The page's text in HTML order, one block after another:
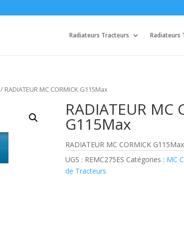
Radiateurs Tracteurs Radiateurs
/ RADIATEUR MC CORMICK G115Max
RADIATEUR MC
G115Max
RADIATEUR MC CORMICK G115Max
UGS : REMC275ES Catégories : MC
de Tracteurs